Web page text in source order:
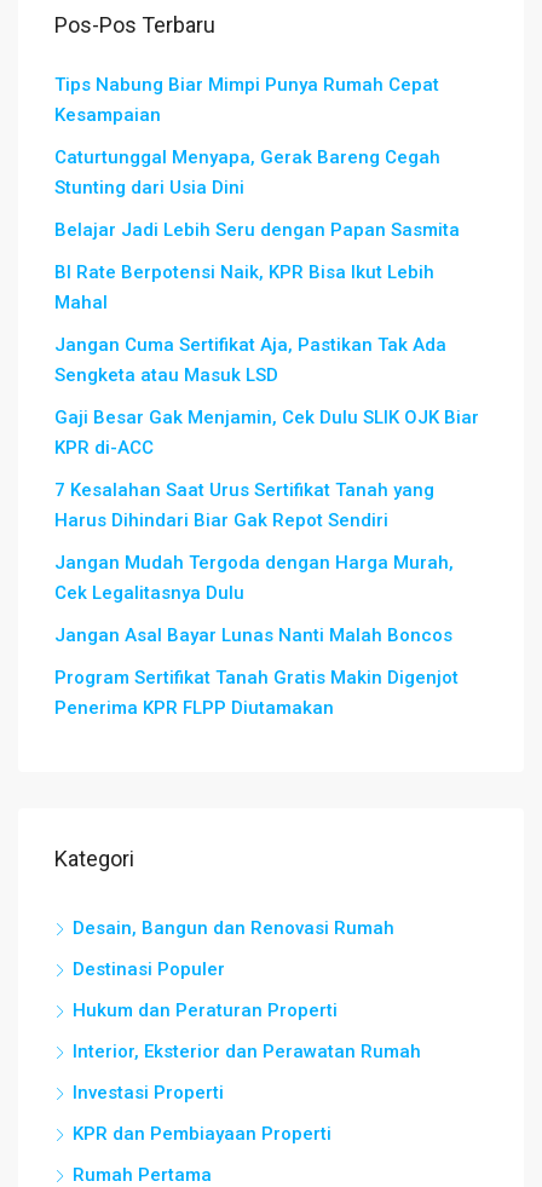
Pos-Pos Terbaru
Tips Nabung Biar Mimpi Punya Rumah Cepat
Kesampaian
Caturtunggal Menyapa, Gerak Bareng Cegah
Stunting dari Usia Dini
Belajar Jadi Lebih Seru dengan Papan Sasmita
BI Rate Berpotensi Naik, KPR Bisa Ikut Lebih
Mahal
Jangan Cuma Sertifikat Aja, Pastikan Tak Ada
Sengketa atau Masuk LSD
Gaji Besar Gak Menjamin, Cek Dulu SLIK OJK Biar
KPR di-ACC
7 Kesalahan Saat Urus Sertifikat Tanah yang
Harus Dihindari Biar Gak Repot Sendiri
Jangan Mudah Tergoda dengan Harga Murah,
Cek Legalitasnya Dulu
Jangan Asal Bayar Lunas Nanti Malah Boncos
Program Sertifikat Tanah Gratis Makin Digenjot
Penerima KPR FLPP Diutamakan
Kategori
Desain, Bangun dan Renovasi Rumah
Destinasi Populer
Hukum dan Peraturan Properti
Interior, Eksterior dan Perawatan Rumah
Investasi Properti
KPR dan Pembiayaan Properti
Rumah Pertama